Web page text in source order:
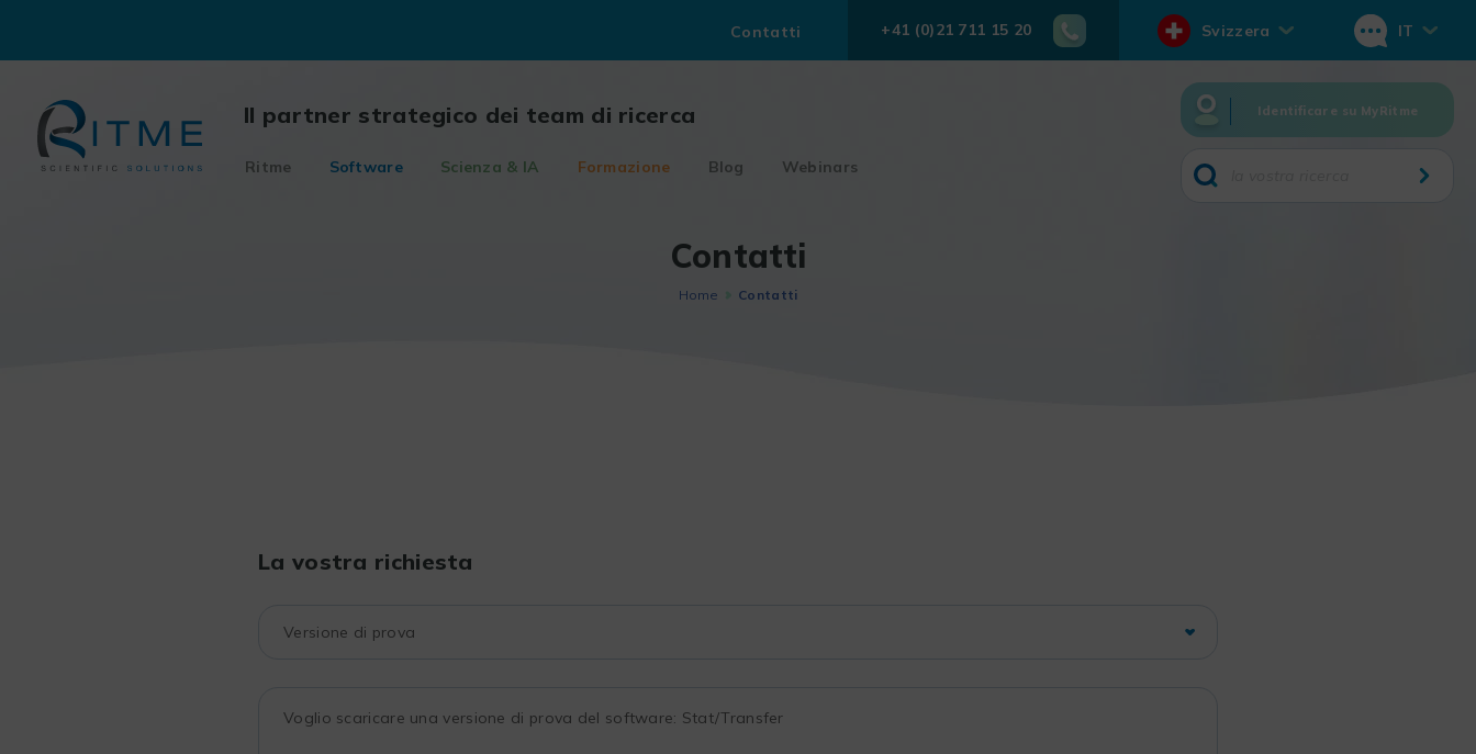
content
Contatti +41 (0)21 711 15 20 Svizzera IT
Il partner strategico dei team di ricerca
Ritme Software Scienza & IA Formazione Blog Webinars
Identificare su MyRitme
Contatti
Home Contatti
La vostra richiesta